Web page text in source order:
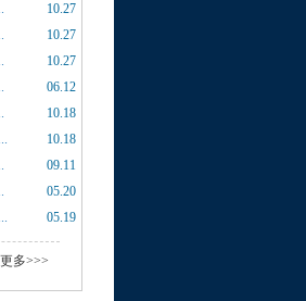
10.27
10.27
10.27
06.12
10.18
10.18
09.11
05.20
05.19
更多>>>